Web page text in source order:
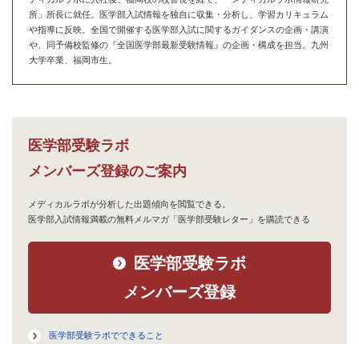
所」所長に就任。医学部入試情報を独自に収集・分析し、学習カリキュラム
や指導に反映。全国で開催する医学部入試に関するガイダンスの企画・講演
や、同予備校監修の『全国医学部最新受験情報』の企画・構成を担当。九州
大学卒業、福岡市生。
医学部受験ラボ
メンバーズ登録のご案内
メディカルラボが分析した出題傾向を閲覧できる。
医学部入試情報満載の無料メルマガ「医学部受験レター」を購読できる
医学部受験ラボ
メンバーズ登録
医学部受験ラボでできること